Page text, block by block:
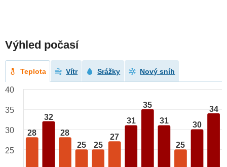
Výhled počasí
Teplota Vítr Srážky Nový sníh
28
32
28
25 25
27
31
35
31
25
30
34
40
35
30
25